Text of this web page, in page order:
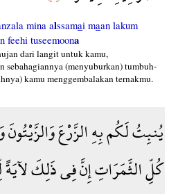
mina alssamai maan lakum
feehi tuseemoona
dari langit untuk kamu,
sebahagiannya (menyuburkan) tumbuh-
kamu menggembalakan ternakmu.
يُنبِتُ لَكُم بِهِ الزَّرْعَ
كُلِّ الثَّمَرَاتِ إِنَّ فِي ذَلِكَ لآيَةً